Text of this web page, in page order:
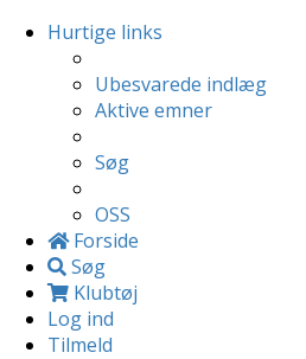
Hurtige links
Ubesvarede indlæg
Aktive emner
Søg
OSS
Forside
Søg
Klubtøj
Log ind
Tilmeld